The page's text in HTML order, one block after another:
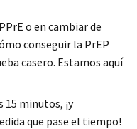
o en cambiar de
conseguir la PrEP
casero. Estamos aquí
minutos, ¡y
que pase el tiempo!